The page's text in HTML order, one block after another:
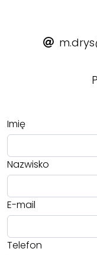
Imię
Nazwisko
E-mail
Telefon